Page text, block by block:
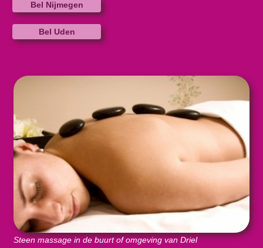
Bel Nijmegen
Bel Uden
Steen massage in de buurt of omgeving van Driel